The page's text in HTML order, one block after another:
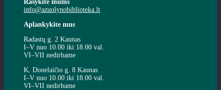
Rašykite mums
info@azuolynobiblioteka.lt
Aplankykite mus
Radastų g. 2 Kaunas
I–V nuo 10.00 iki 18.00 val.
VI–VII nedirbame
K. Donelaičio g. 8 Kaunas
I–V nuo 10.00 iki 18.00 val.
VI–VII nedirbame